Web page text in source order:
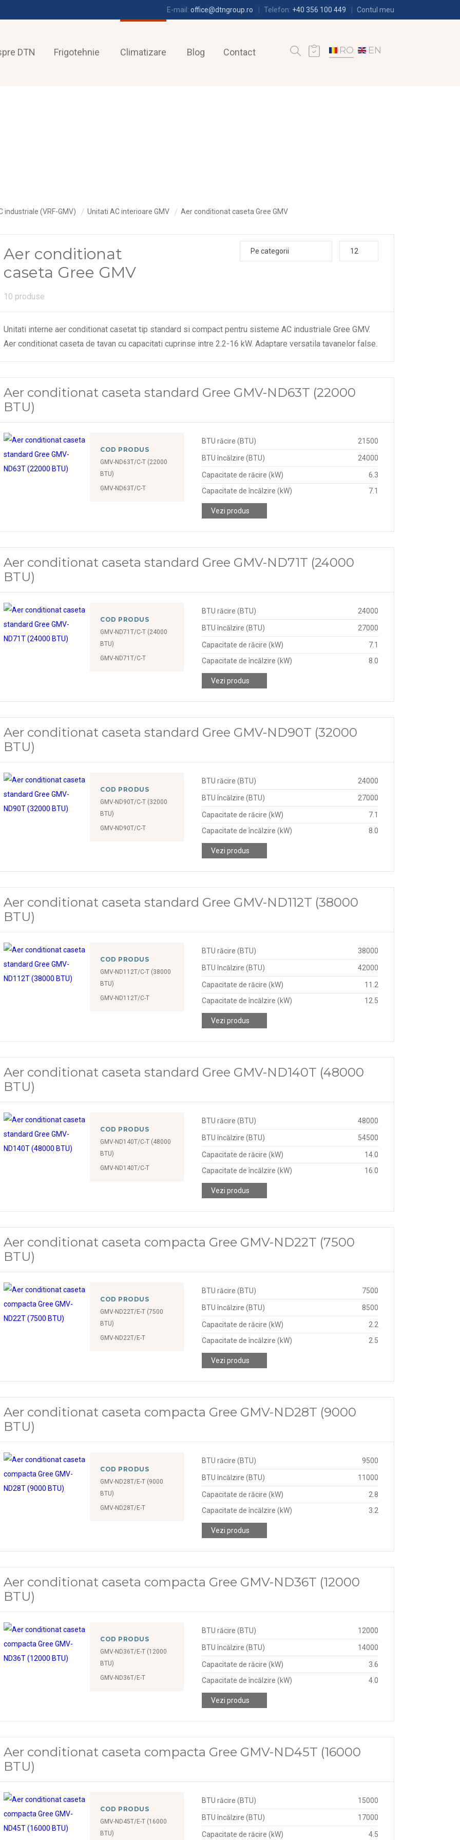
E-mail: office@dtngroup.ro Telefon: +40 356 100 449 Contul meu
DTN Frigotehnie Climatizare Blog Contact RO EN
industriale (VRF-GMV) Unitati AC interioare GMV Aer conditionat caseta Gree GMV
Aer conditionat
caseta Gree GMV
10 produse
Pe categorii 12
Unitati interne aer conditionat casetat tip standard si compact pentru sisteme AC industriale Gree GMV.
Aer conditionat caseta standard Gree GMV-ND63T (22000
BTU)
COD PRODUS
GMV-ND63T/C-T (22000
BTU)
GMV-ND63T/C-T
BTU răcire (BTU) 21500
BTU încălzire (BTU) 24000
Capacitate de răcire (kW)
6.3
Capacitate de încălzire (kW)
7.1
Vezi produs
Aer conditionat caseta standard Gree GMV-ND71T (24000
BTU)
COD PRODUS
GMV-ND71T/C-T (24000
BTU)
GMV-ND71T/C-T
BTU răcire (BTU) 24000
BTU încălzire (BTU) 27000
Capacitate de răcire (kW)
7.1
Capacitate de încălzire (kW)
8.0
Vezi produs
Aer conditionat caseta standard Gree GMV-ND90T (32000
BTU)
COD PRODUS
GMV-ND90T/C-T (32000
BTU)
GMV-ND90T/C-T
BTU răcire (BTU) 24000
BTU încălzire (BTU) 27000
Capacitate de răcire (kW)
7.1
Capacitate de încălzire (kW)
8.0
Vezi produs
Aer conditionat caseta standard Gree GMV-ND112T (38000
BTU)
COD PRODUS
GMV-ND112T/C-T (38000
BTU)
GMV-ND112T/C-T
BTU răcire (BTU) 38000
BTU încălzire (BTU) 42000
Capacitate de răcire (kW)
11.2
Capacitate de încălzire (kW)
12.5
Vezi produs
Aer conditionat caseta standard Gree GMV-ND140T (48000
BTU)
COD PRODUS
GMV-ND140T/C-T (48000
BTU)
GMV-ND140T/C-T
BTU răcire (BTU) 48000
BTU încălzire (BTU) 54500
Capacitate de răcire (kW)
14.0
Capacitate de încălzire (kW)
16.0
Vezi produs
Aer conditionat caseta compacta Gree GMV-ND22T (7500
BTU)
COD PRODUS
GMV-ND22T/E-T (7500
BTU)
GMV-ND22T/E-T
BTU răcire (BTU) 7500
BTU încălzire (BTU) 8500
Capacitate de răcire (kW)
2.2
Capacitate de încălzire (kW)
2.5
Vezi produs
Aer conditionat caseta compacta Gree GMV-ND28T (9000
BTU)
COD PRODUS
GMV-ND28T/E-T (9000
BTU)
GMV-ND28T/E-T
BTU răcire (BTU) 9500
BTU încălzire (BTU) 11000
Capacitate de răcire (kW)
2.8
Capacitate de încălzire (kW)
3.2
Vezi produs
Aer conditionat caseta compacta Gree GMV-ND36T (12000
BTU)
COD PRODUS
GMV-ND36T/E-T (12000
BTU)
GMV-ND36T/E-T
BTU răcire (BTU) 12000
BTU încălzire (BTU) 14000
Capacitate de răcire (kW)
3.6
Capacitate de încălzire (kW)
4.0
Vezi produs
Aer conditionat caseta compacta Gree GMV-ND45T (16000
BTU)
COD PRODUS
GMV-ND45T/E-T (16000
BTU)
BTU răcire (BTU) 15000
BTU încălzire (BTU) 17000
Capacitate de răcire (kW) 4.5